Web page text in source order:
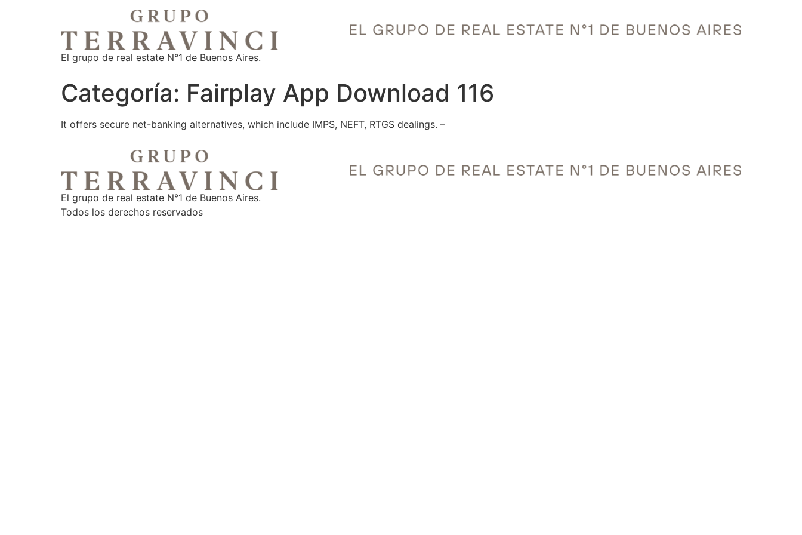
El grupo de real estate N°1 de Buenos Aires.
Categoría: Fairplay App Download 116
It offers secure net-banking alternatives, which include IMPS, NEFT, RTGS dealings. –
El grupo de real estate N°1 de Buenos Aires.
Todos los derechos reservados